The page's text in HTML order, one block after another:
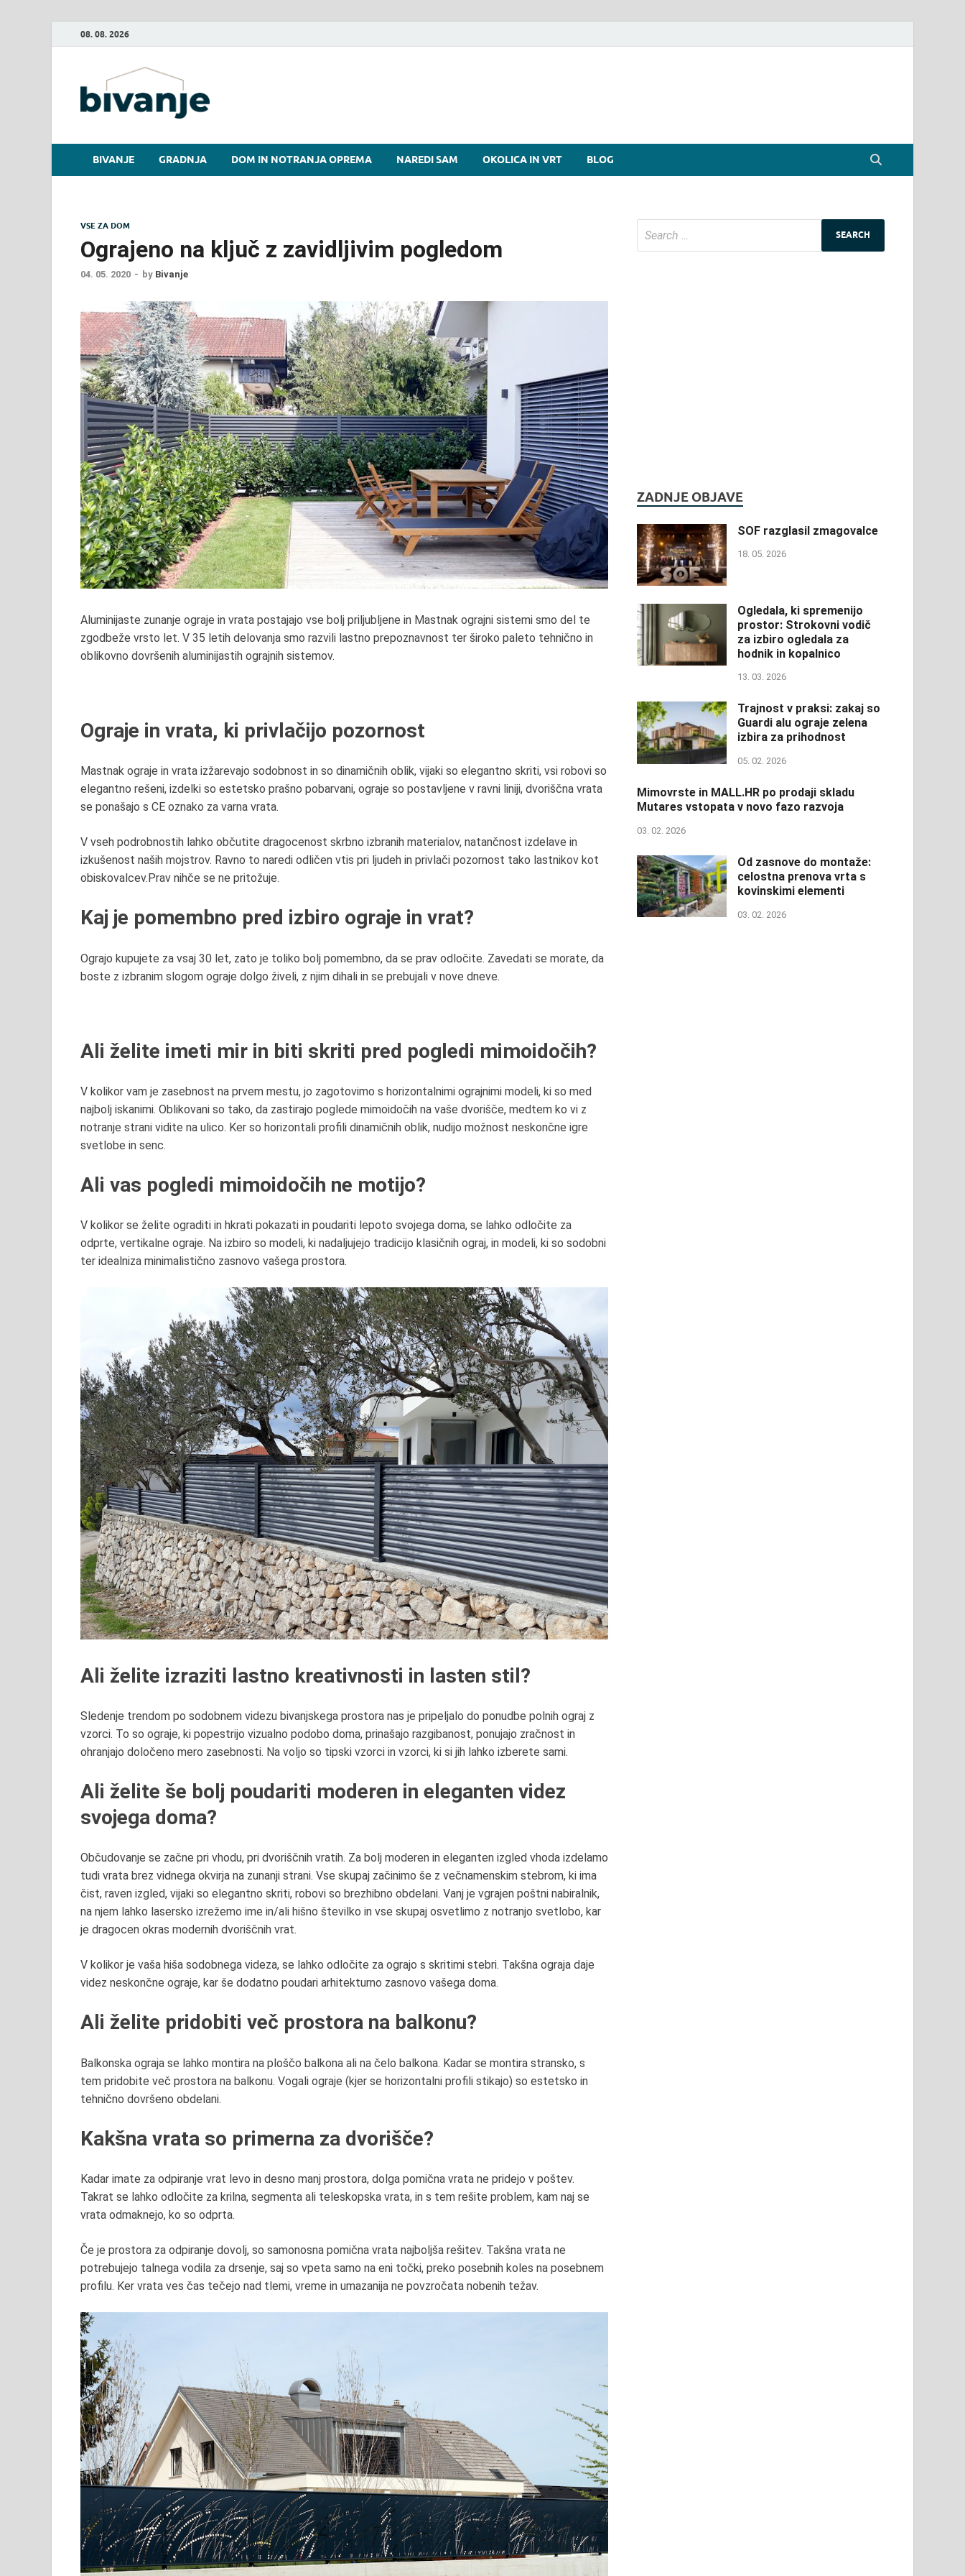
08. 08. 2026
BIVANJE GRADNJA DOM IN NOTRANJA OPREMA NAREDI SAM OKOLICA IN VRT BLOG
VSE ZA DOM
Ograjeno na ključ z zavidljivim pogledom
04. 05. 2020 - by Bivanje
Aluminijaste zunanje ograje in vrata postajajo vse bolj priljubljene in Mastnak ograjni sistemi smo del te
zgodbeže vrsto let. V 35 letih delovanja smo razvili lastno prepoznavnost ter široko paleto tehnično in
oblikovno dovršenih aluminijastih ograjnih sistemov.
Ograje in vrata, ki privlačijo pozornost
Mastnak ograje in vrata izžarevajo sodobnost in so dinamičnih oblik, vijaki so elegantno skriti, vsi robovi so
elegantno rešeni, izdelki so estetsko prašno pobarvani, ograje so postavljene v ravni liniji, dvoriščna vrata
se ponašajo s CE oznako za varna vrata.
V vseh podrobnostih lahko občutite dragocenost skrbno izbranih materialov, natančnost izdelave in
izkušenost naših mojstrov. Ravno to naredi odličen vtis pri ljudeh in privlači pozornost tako lastnikov kot
obiskovalcev. Prav nihče se ne pritožuje.
Kaj je pomembno pred izbiro ograje in vrat?
Ograjo kupujete za vsaj 30 let, zato je toliko bolj pomembno, da se prav odločite. Zavedati se morate, da
boste z izbranim slogom ograje dolgo živeli, z njim dihali in se prebujali v nove dneve.
Ali želite imeti mir in biti skriti pred pogledi mimoidočih?
V kolikor vam je zasebnost na prvem mestu, jo zagotovimo s horizontalnimi ograjnimi modeli, ki so med
najbolj iskanimi. Oblikovani so tako, da zastirajo poglede mimoidočih na vaše dvorišče, medtem ko vi z
notranje strani vidite na ulico. Ker so horizontali profili dinamičnih oblik, nudijo možnost neskončne igre
svetlobe in senc.
Ali vas pogledi mimoidočih ne motijo?
V kolikor se želite ograditi in hkrati pokazati in poudariti lepoto svojega doma, se lahko odločite za
odprte, vertikalne ograje. Na izbiro so modeli, ki nadaljujejo tradicijo klasičnih ograj, in modeli, ki so sodobni
ter idealniza minimalistično zasnovo vašega prostora.
Ali želite izraziti lastno kreativnosti in lasten stil?
Sledenje trendom po sodobnem videzu bivanjskega prostora nas je pripeljalo do ponudbe polnih ograj z
vzorci. To so ograje, ki popestrijo vizualno podobo doma, prinašajo razgibanost, ponujajo zračnost in
ohranjajo določeno mero zasebnosti. Na voljo so tipski vzorci in vzorci, ki si jih lahko izberete sami.
Ali želite še bolj poudariti moderen in eleganten videz
svojega doma?
Občudovanje se začne pri vhodu, pri dvoriščnih vratih. Za bolj moderen in eleganten izgled vhoda izdelamo
tudi vrata brez vidnega okvirja na zunanji strani. Vse skupaj začinimo še z večnamenskim stebrom, ki ima
čist, raven izgled, vijaki so elegantno skriti, robovi so brezhibno obdelani. Vanj je vgrajen poštni nabiralnik,
na njem lahko lasersko izrežemo ime in/ali hišno številko in vse skupaj osvetlimo z notranjo svetlobo, kar
je dragocen okras modernih dvoriščnih vrat.
V kolikor je vaša hiša sodobnega videza, se lahko odločite za ograjo s skritimi stebri. Takšna ograja daje
videz neskončne ograje, kar še dodatno poudari arhitekturno zasnovo vašega doma.
Ali želite pridobiti več prostora na balkonu?
Balkonska ograja se lahko montira na ploščo balkona ali na čelo balkona. Kadar se montira stransko, s
tem pridobite več prostora na balkonu. Vogali ograje (kjer se horizontalni profili stikajo) so estetsko in
tehnično dovršeno obdelani.
Kakšna vrata so primerna za dvorišče?
Kadar imate za odpiranje vrat levo in desno manj prostora, dolga pomična vrata ne pridejo v poštev.
Takrat se lahko odločite za krilna, segmenta ali teleskopska vrata, in s tem rešite problem, kam naj se
vrata odmaknejo, ko so odprta.
Če je prostora za odpiranje dovolj, so samonosna pomična vrata najboljša rešitev. Takšna vrata ne
potrebujejo talnega vodila za drsenje, saj so vpeta samo na eni točki, preko posebnih koles na posebnem
profilu. Ker vrata ves čas tečejo nad tlemi, vreme in umazanija ne povzročata nobenih težav.
ZADNJE OBJAVE
SOF razglasil zmagovalce
18. 05. 2026
Ogledala, ki spremenijo
prostor: Strokovni vodič
za izbiro ogledala za
hodnik in kopalnico
13. 03. 2026
Trajnost v praksi: zakaj so
Guardi alu ograje zelena
izbira za prihodnost
05. 02. 2026
Mimovrste in MALL.HR po prodaji skladu
Mutares vstopata v novo fazo razvoja
03. 02. 2026
Od zasnove do montaže:
celostna prenova vrta s
kovinskimi elementi
03. 02. 2026